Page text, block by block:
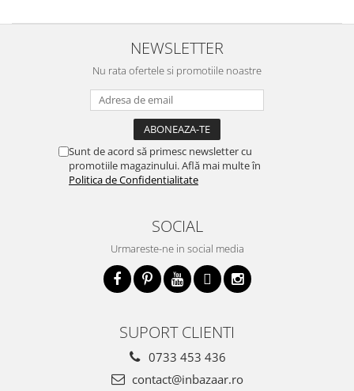
NEWSLETTER
Nu rata ofertele si promotiile noastre
Sunt de acord să primesc newsletter cu
promotiile magazinului. Află mai multe în
Politica de Confidentialitate
SOCIAL
Urmareste-ne in social media
SUPORT CLIENTI
0733 453 436
contact@inbazaar.ro